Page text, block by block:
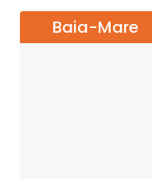
Baia-Mare